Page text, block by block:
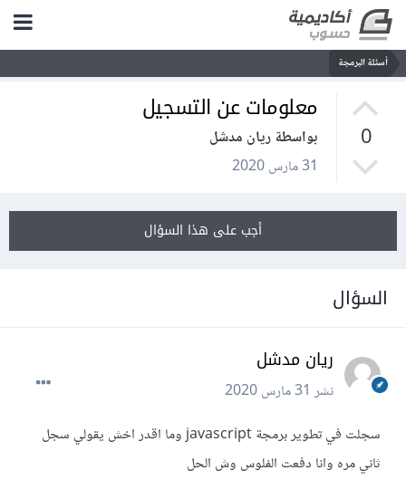
أسئلة البرمجة
0
معلومات عن التسجيل
بواسطة ريان مدشل
31 مارس 2020
أجب على هذا السؤال
السؤال
ريان مدشل
نشر31 مارس 2020
سجلت في تطوير برمجة javascript وما اقدر اخش يقولي سجل
ثاني مره وانا دفعت الفلوس وش الحل